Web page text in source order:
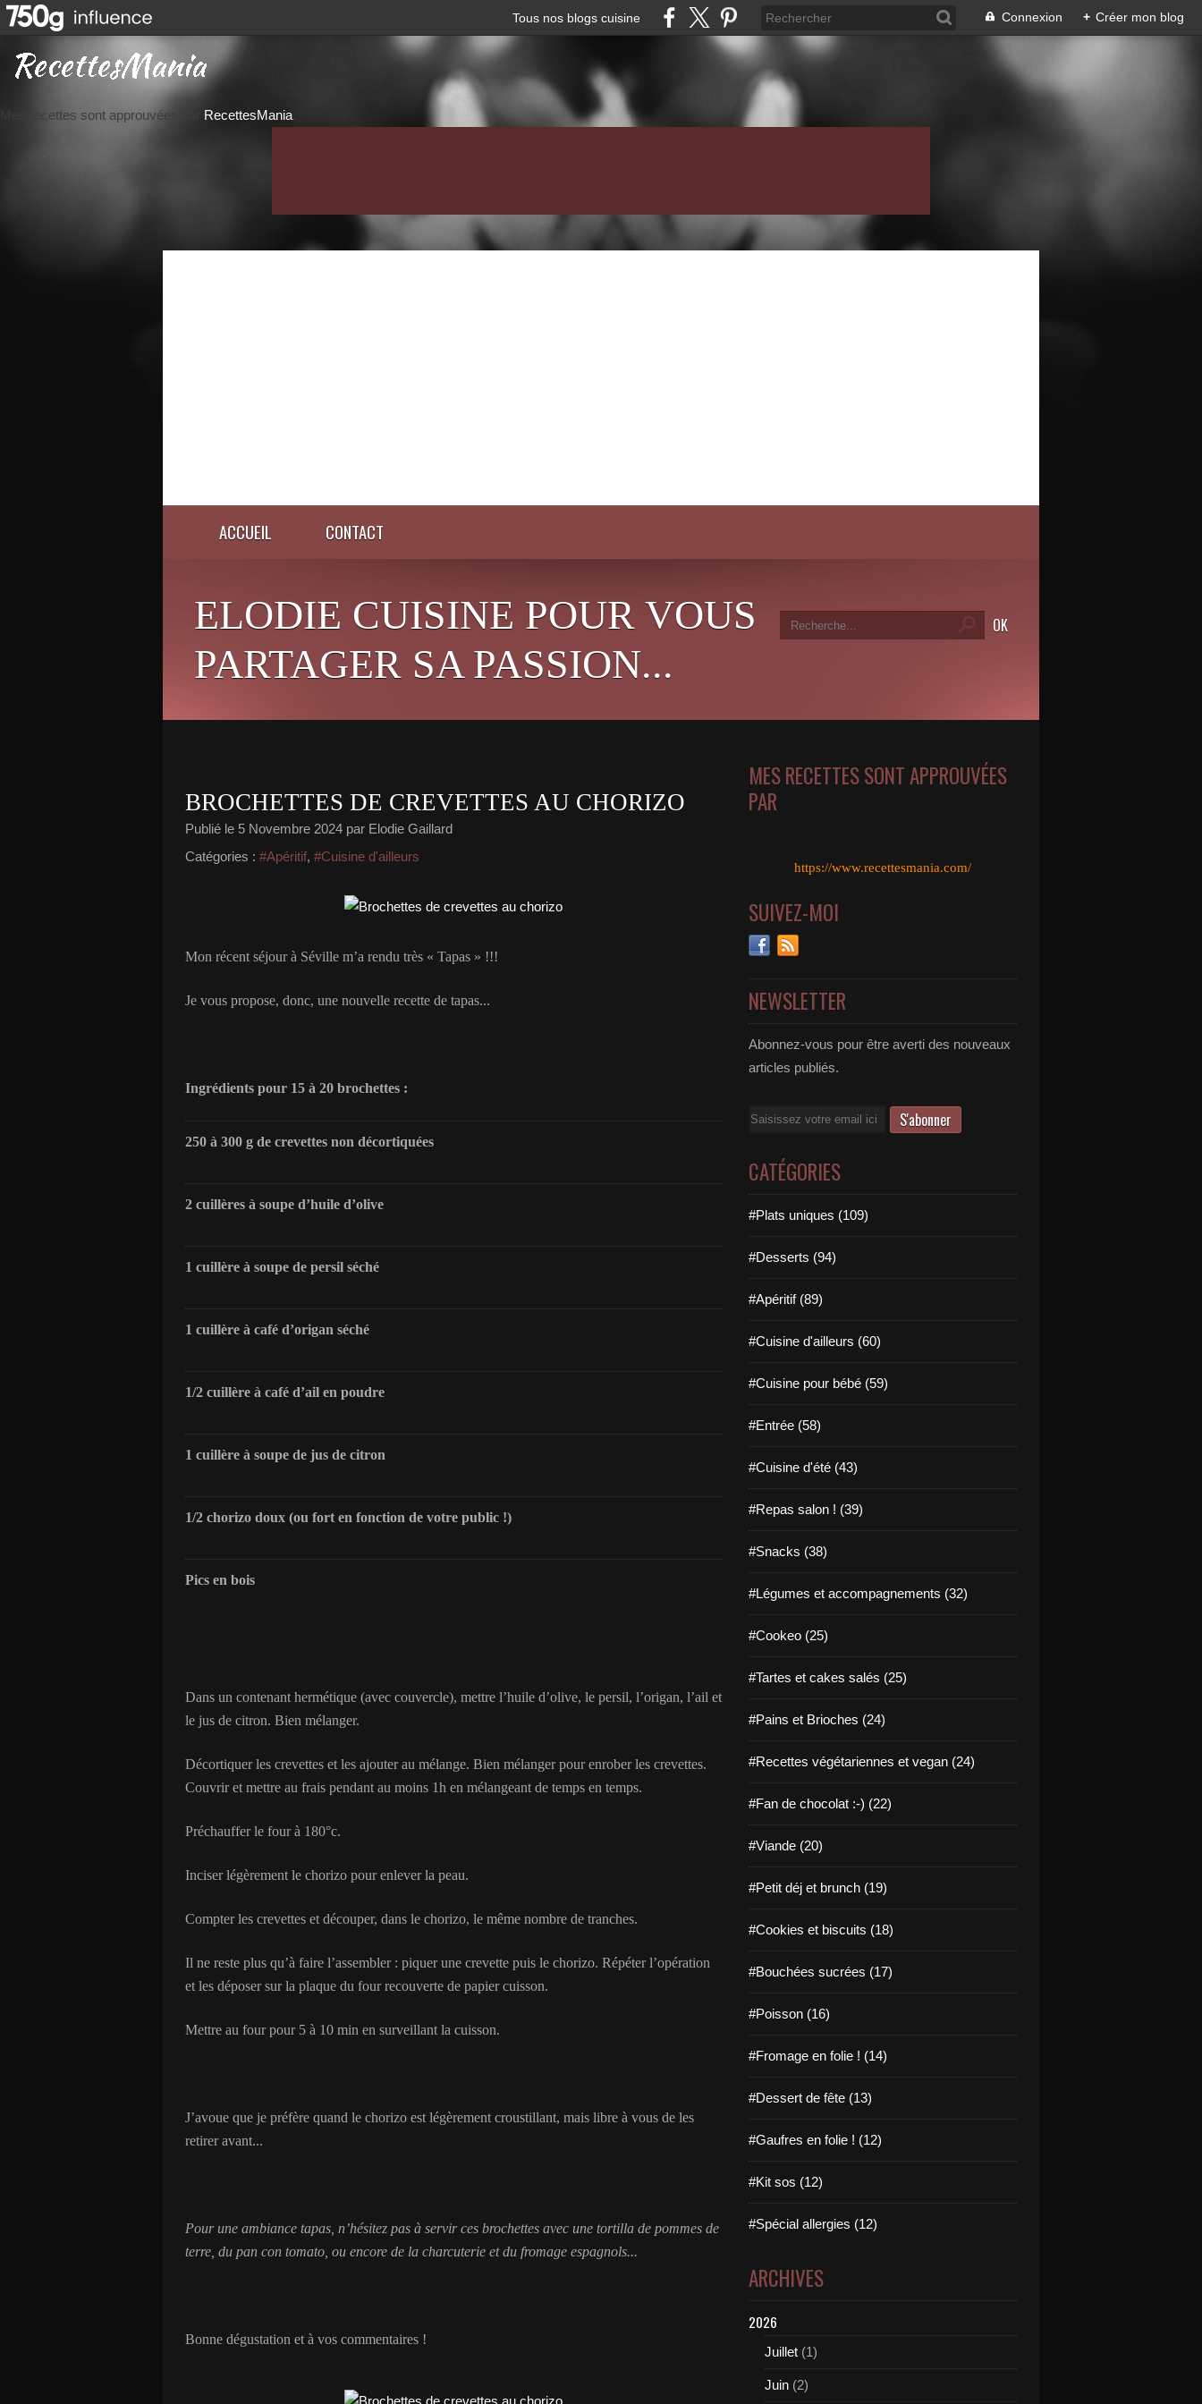
Mes recettes sont approuvées par RecettesMania
Tous nos blogs cuisine Connexion + Créer mon blog
ACCUEIL CONTACT
ELODIE CUISINE POUR VOUS
PARTAGER SA PASSION...
BROCHETTES DE CREVETTES AU CHORIZO
Publié le 5 Novembre 2024 par Elodie Gaillard
Catégories : #Apéritif, #Cuisine d'ailleurs
Mon récent séjour à Séville m’a rendu très « Tapas » !!!
Je vous propose, donc, une nouvelle recette de tapas...
Ingrédients pour 15 à 20 brochettes :
250 à 300 g de crevettes non décortiquées
2 cuillères à soupe d’huile d’olive
1 cuillère à soupe de persil séché
1 cuillère à café d’origan séché
1/2 cuillère à café d’ail en poudre
1 cuillère à soupe de jus de citron
1/2 chorizo doux (ou fort en fonction de votre public !)
Pics en bois
Dans un contenant hermétique (avec couvercle), mettre l’huile d’olive, le persil, l’origan, l’ail et
le jus de citron. Bien mélanger.
Décortiquer les crevettes et les ajouter au mélange. Bien mélanger pour enrober les crevettes.
Couvrir et mettre au frais pendant au moins 1h en mélangeant de temps en temps.
Préchauffer le four à 180°c.
Inciser légèrement le chorizo pour enlever la peau.
Compter les crevettes et découper, dans le chorizo, le même nombre de tranches.
Il ne reste plus qu’à faire l’assembler : piquer une crevette puis le chorizo. Répéter l’opération
et les déposer sur la plaque du four recouverte de papier cuisson.
Mettre au four pour 5 à 10 min en surveillant la cuisson.
J’avoue que je préfère quand le chorizo est légèrement croustillant, mais libre à vous de les
retirer avant...
Pour une ambiance tapas, n’hésitez pas à servir ces brochettes avec une tortilla de pommes de
terre, du pan con tomato, ou encore de la charcuterie et du fromage espagnols...
Bonne dégustation et à vos commentaires !
MES RECETTES SONT APPROUVÉES
PAR
https://www.recettesmania.com/
SUIVEZ-MOI
NEWSLETTER
Abonnez-vous pour être averti des nouveaux
articles publiés.
Email
CATÉGORIES
#Plats uniques (109)
#Desserts (94)
#Apéritif (89)
#Cuisine d'ailleurs (60)
#Cuisine pour bébé (59)
#Entrée (58)
#Cuisine d'été (43)
#Repas salon ! (39)
#Snacks (38)
#Légumes et accompagnements (32)
#Cookeo (25)
#Tartes et cakes salés (25)
#Pains et Brioches (24)
#Recettes végétariennes et vegan (24)
#Fan de chocolat :-) (22)
#Viande (20)
#Petit déj et brunch (19)
#Cookies et biscuits (18)
#Bouchées sucrées (17)
#Poisson (16)
#Fromage en folie ! (14)
#Dessert de fête (13)
#Gaufres en folie ! (12)
#Kit sos (12)
#Spécial allergies (12)
ARCHIVES
2026
Juillet (1)
Juin (2)